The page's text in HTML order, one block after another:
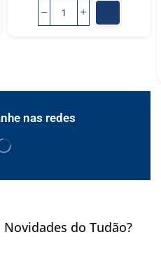
nas redes
Novidades do Tudão?